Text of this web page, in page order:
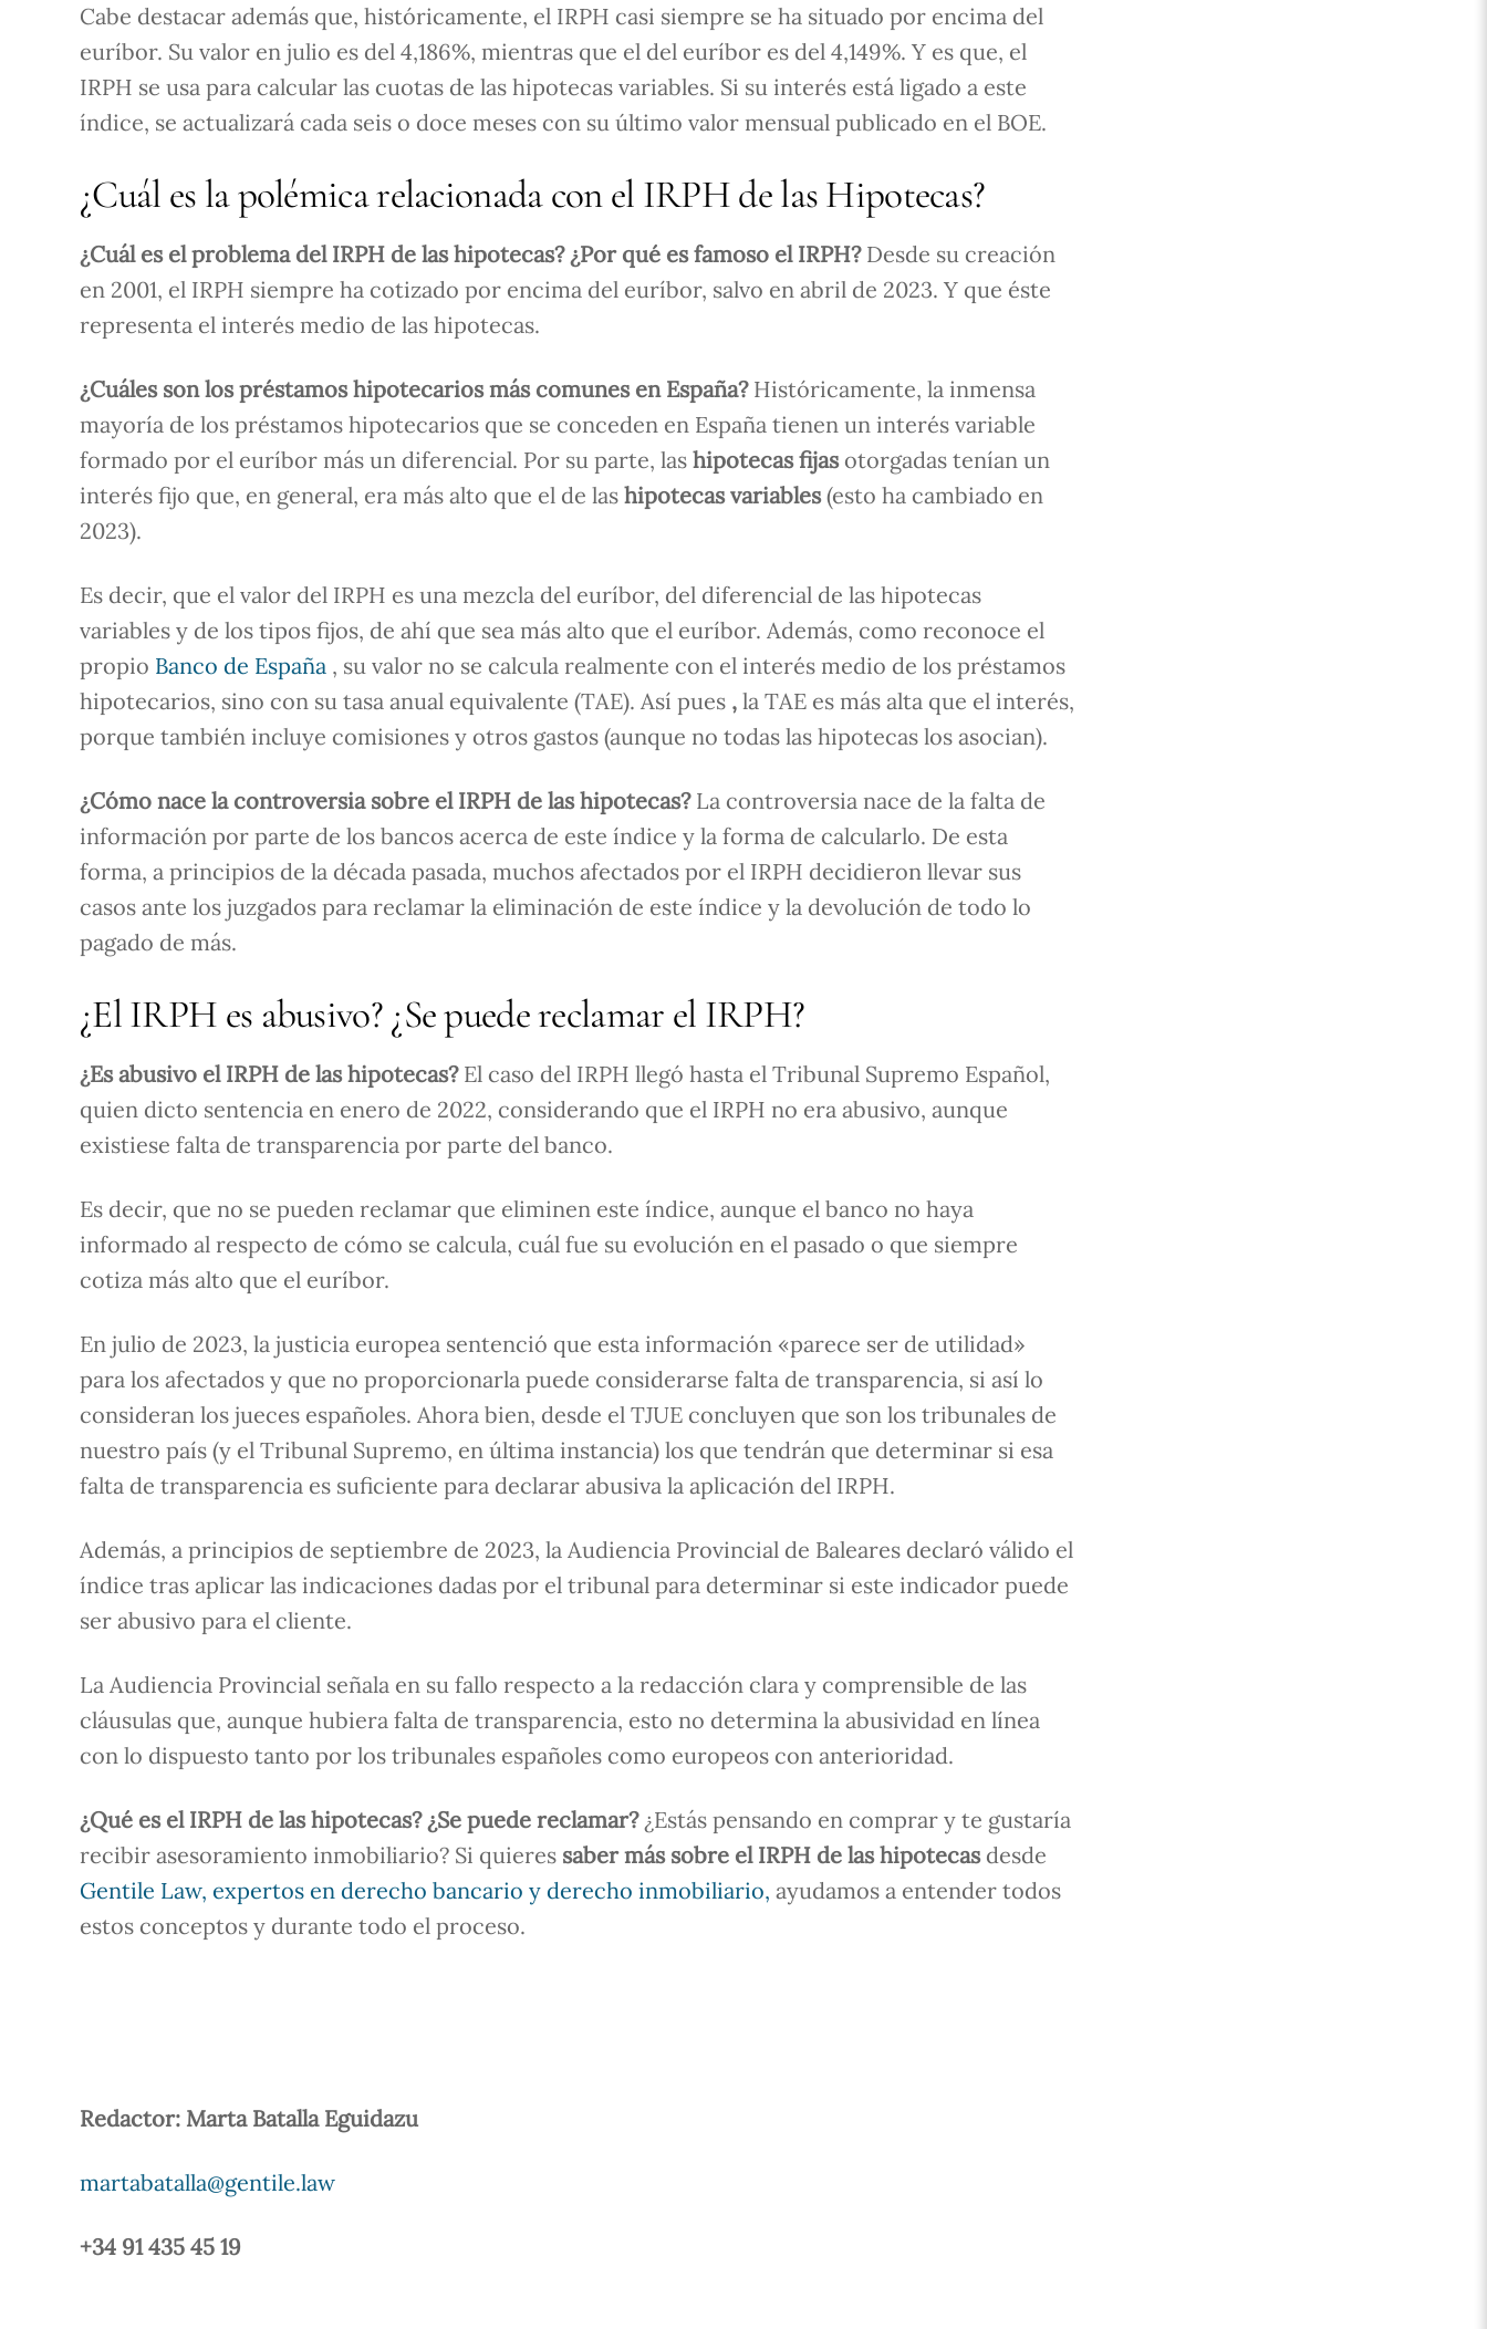
Cabe destacar además que, históricamente, el IRPH casi siempre se ha situado por encima del
euríbor. Su valor en julio es del 4,186%, mientras que el del euríbor es del 4,149%. Y es que, el
IRPH se usa para calcular las cuotas de las hipotecas variables. Si su interés está ligado a este
índice, se actualizará cada seis o doce meses con su último valor mensual publicado en el BOE.
¿Cuál es la polémica relacionada con el IRPH de las Hipotecas?
¿Cuál es el problema del IRPH de las hipotecas? ¿Por qué es famoso el IRPH? Desde su creación
en 2001, el IRPH siempre ha cotizado por encima del euríbor, salvo en abril de 2023. Y que éste
representa el interés medio de las hipotecas.
¿Cuáles son los préstamos hipotecarios más comunes en España? Históricamente, la inmensa
mayoría de los préstamos hipotecarios que se conceden en España tienen un interés variable
formado por el euríbor más un diferencial. Por su parte, las hipotecas fijas otorgadas tenían un
interés fijo que, en general, era más alto que el de las hipotecas variables(esto ha cambiado en
2023).
Es decir, que el valor del IRPH es una mezcla del euríbor, del diferencial de las hipotecas
variables y de los tipos fijos, de ahí que sea más alto que el euríbor. Además, como reconoce el
propio Banco de España , su valor no se calcula realmente con el interés medio de los préstamos
hipotecarios, sino con su tasa anual equivalente (TAE). Así pues , la TAE es más alta que el interés,
porque también incluye comisiones y otros gastos (aunque no todas las hipotecas los asocian).
¿Cómo nace la controversia sobre el IRPH de las hipotecas? La controversia nace de la falta de
información por parte de los bancos acerca de este índice y la forma de calcularlo. De esta
forma, a principios de la década pasada, muchos afectados por el IRPH decidieron llevar sus
casos ante los juzgados para reclamar la eliminación de este índice y la devolución de todo lo
pagado de más.
¿El IRPH es abusivo? ¿Se puede reclamar el IRPH?
¿Es abusivo el IRPH de las hipotecas? El caso del IRPH llegó hasta el Tribunal Supremo Español,
quien dicto sentencia en enero de 2022, considerando que el IRPH no era abusivo, aunque
existiese falta de transparencia por parte del banco.
Es decir, que no se pueden reclamar que eliminen este índice, aunque el banco no haya
informado al respecto de cómo se calcula, cuál fue su evolución en el pasado o que siempre
cotiza más alto que el euríbor.
En julio de 2023, la justicia europea sentenció que esta información «parece ser de utilidad»
para los afectados y que no proporcionarla puede considerarse falta de transparencia, si así lo
consideran los jueces españoles. Ahora bien, desde el TJUE concluyen que son los tribunales de
nuestro país (y el Tribunal Supremo, en última instancia) los que tendrán que determinar si esa
falta de transparencia es suficiente para declarar abusiva la aplicación del IRPH.
Además, a principios de septiembre de 2023, la Audiencia Provincial de Baleares declaró válido el
índice tras aplicar las indicaciones dadas por el tribunal para determinar si este indicador puede
ser abusivo para el cliente.
La Audiencia Provincial señala en su fallo respecto a la redacción clara y comprensible de las
cláusulas que, aunque hubiera falta de transparencia, esto no determina la abusividad en línea
con lo dispuesto tanto por los tribunales españoles como europeos con anterioridad.
¿Qué es el IRPH de las hipotecas? ¿Se puede reclamar? ¿Estás pensando en comprar y te gustaría
recibir asesoramiento inmobiliario? Si quieres saber más sobre el IRPH de las hipotecas desde
Gentile Law, expertos en derecho bancario y derecho inmobiliario, ayudamos a entender todos
estos conceptos y durante todo el proceso.
Redactor: Marta Batalla Eguidazu
martabatalla@gentile.law
+34 91 435 45 19